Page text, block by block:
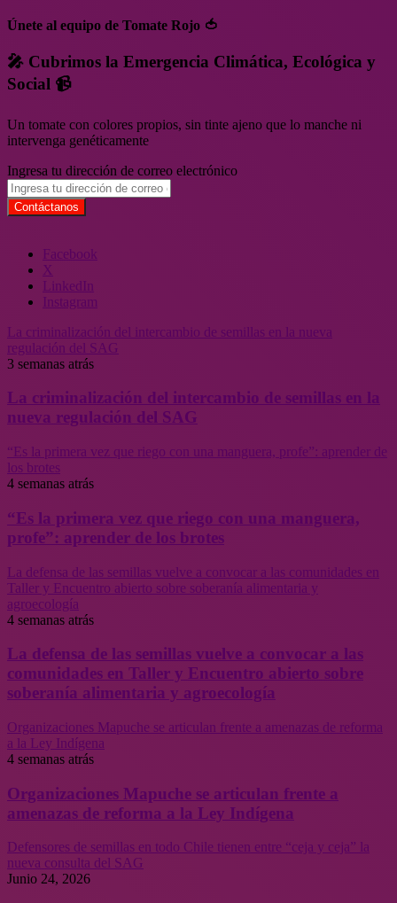
Únete al equipo de Tomate Rojo 🍅
🎤 Cubrimos la Emergencia Climática, Ecológica y
Social 📹
Un tomate con colores propios, sin tinte ajeno que lo manche ni
intervenga genéticamente
Ingresa tu dirección de correo electrónico
Facebook
X
LinkedIn
Instagram
La criminalización del intercambio de semillas en la nueva
regulación del SAG
3 semanas atrás
La criminalización del intercambio de semillas en la
nueva regulación del SAG
“Es la primera vez que riego con una manguera, profe”: aprender de
los brotes
4 semanas atrás
“Es la primera vez que riego con una manguera,
profe”: aprender de los brotes
La defensa de las semillas vuelve a convocar a las comunidades en
Taller y Encuentro abierto sobre soberanía alimentaria y
agroecología
4 semanas atrás
La defensa de las semillas vuelve a convocar a las
comunidades en Taller y Encuentro abierto sobre
soberanía alimentaria y agroecología
Organizaciones Mapuche se articulan frente a amenazas de reforma
a la Ley Indígena
4 semanas atrás
Organizaciones Mapuche se articulan frente a
amenazas de reforma a la Ley Indígena
Defensores de semillas en todo Chile tienen entre “ceja y ceja” la
nueva consulta del SAG
Junio 24, 2026